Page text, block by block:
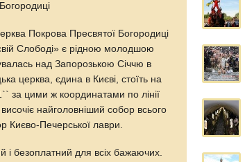
Покрова Пресвятої Богородиці
Слободі» є рідною молодшою
над Запорозькою Січчю в
церква, єдина в Києві, стоїть на
за цими ж координатами по лінії
найголовніший собор всього
Києво-Печерської лаври.
і безоплатний для всіх бажаючих.